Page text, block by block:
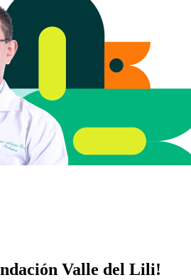
Valle del Lili!